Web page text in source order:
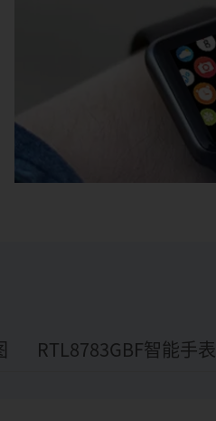
RTL8783GBF智能手